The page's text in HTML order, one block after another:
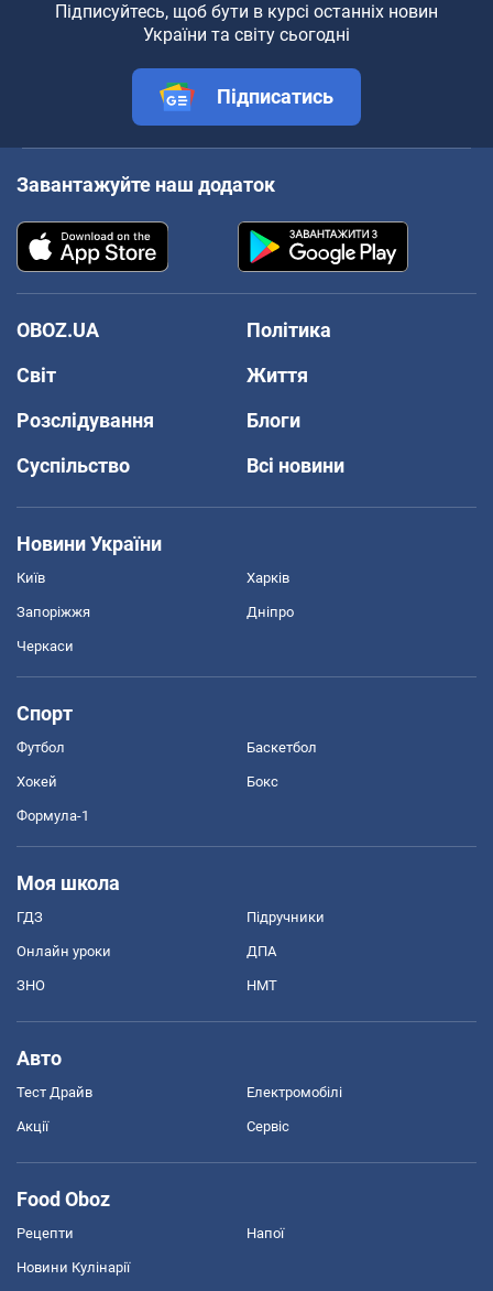
Підписуйтесь, щоб бути в курсі останніх новин
України та світу сьогодні
Підписатись
Завантажуйте наш додаток
OBOZ.UA
Політика
Світ
Життя
Розслідування
Блоги
Суспільство
Всі новини
Новини України
Київ Харків
Запоріжжя Дніпро
Черкаси
Спорт
Футбол Баскетбол
Хокей Бокс
Формула-1
Моя школа
ГДЗ Підручники
Онлайн уроки ДПА
ЗНО НМТ
Авто
Тест Драйв Електромобілі
Акції Сервіс
Food Oboz
Рецепти Напої
Новини Кулінарії